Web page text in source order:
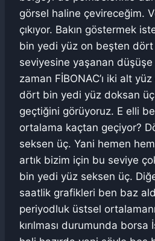
görsel haline çevireceğim.
çıkıyor. Bakın göstermek
bin yedi yüz on beşten dört
seviyesine yaşanan düşüşe
zaman FİBONAC’ı iki alt
dört bin yedi yüz doksan
geçtiğini görüyoruz. E elli
ortalama kaçtan geçiyor?
seksen üç. Yani hemen
artık bizim için bu seviye
bin yedi yüz seksen üç.
saatlik grafikleri ben baz
periyodluk üstsel
kırılması durumunda